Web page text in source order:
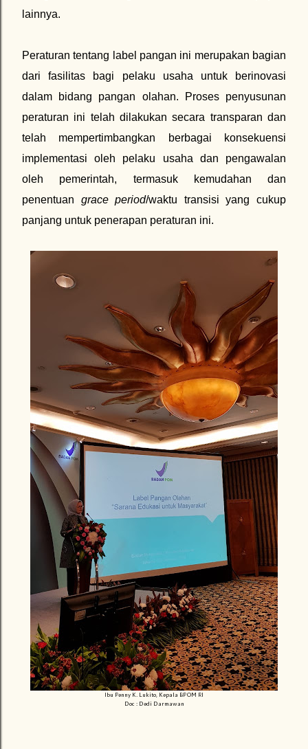
lainnya.
Peraturan tentang label pangan ini merupakan bagian
dari fasilitas bagi pelaku usaha untuk berinovasi
dalam bidang pangan olahan. Proses penyusunan
peraturan ini telah dilakukan secara transparan dan
telah mempertimbangkan berbagai konsekuensi
implementasi oleh pelaku usaha dan pengawalan
oleh pemerintah, termasuk kemudahan dan
penentuan grace period/waktu transisi yang cukup
panjang untuk penerapan peraturan ini.
Ibu Penny K. Lukito, Kepala BPOM RI
Doc : Dedi Darmawan